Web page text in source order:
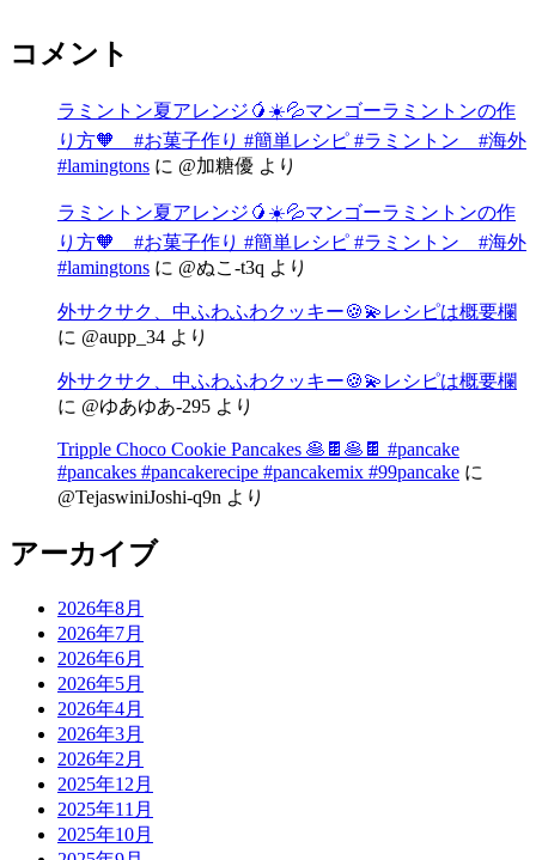
コメント
ラミントン夏アレンジ🥭☀️💦マンゴーラミントンの作
り方🧡 #お菓子作り #簡単レシピ #ラミントン #海外
#lamingtons に @加糖優 より
ラミントン夏アレンジ🥭☀️💦マンゴーラミントンの作
り方🧡 #お菓子作り #簡単レシピ #ラミントン #海外
#lamingtons に @ぬこ-t3q より
外サクサク、中ふわふわクッキー🍪💫レシピは概要欄
に @aupp_34 より
外サクサク、中ふわふわクッキー🍪💫レシピは概要欄
に @ゆあゆあ-295 より
Tripple Choco Cookie Pancakes 🥞🍫🥞🍫 #pancake
#pancakes #pancakerecipe #pancakemix #99pancake に
@TejaswiniJoshi-q9n より
アーカイブ
2026年8月
2026年7月
2026年6月
2026年5月
2026年4月
2026年3月
2026年2月
2025年12月
2025年11月
2025年10月